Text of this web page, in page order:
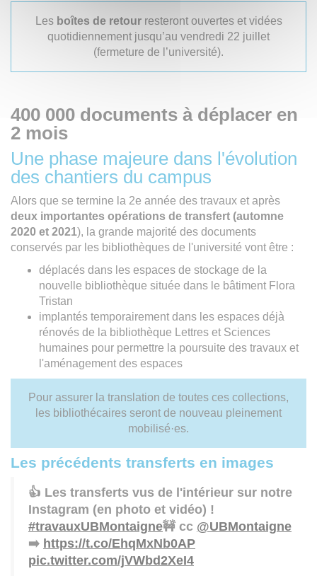
Les boîtes de retourresteront ouvertes et vidées
quotidiennement jusqu’au vendredi 22 juillet
(fermeture de l’université).
400 000 documents à déplacer en
2 mois
Une phase majeure dans l'évolution
des chantiers du campus
Alors que se termine la 2e année des travaux et après
deux importantes opérations de transfert (automne
2020 et 2021), la grande majorité des documents
conservés par les bibliothèques de l'université vont être :
déplacés dans les espaces de stockage de la
nouvelle bibliothèque située dans le bâtiment Flora
Tristan
implantés temporairement dans les espaces déjà
rénovés de la bibliothèque Lettres et Sciences
humaines pour permettre la poursuite des travaux et
l'aménagement des espaces
Pour assurer la translation de toutes ces collections,
les bibliothécaires seront de nouveau pleinement
mobilisé·es.
Les précédents transferts en images
👍 Les transferts vus de l'intérieur sur notre
Instagram (en photo et vidéo) !
#travauxUBMontaigne🚧 cc @UBMontaigne
➡️ https://t.co/EhqMxNb0AP
pic.twitter.com/jVWbd2XeI4